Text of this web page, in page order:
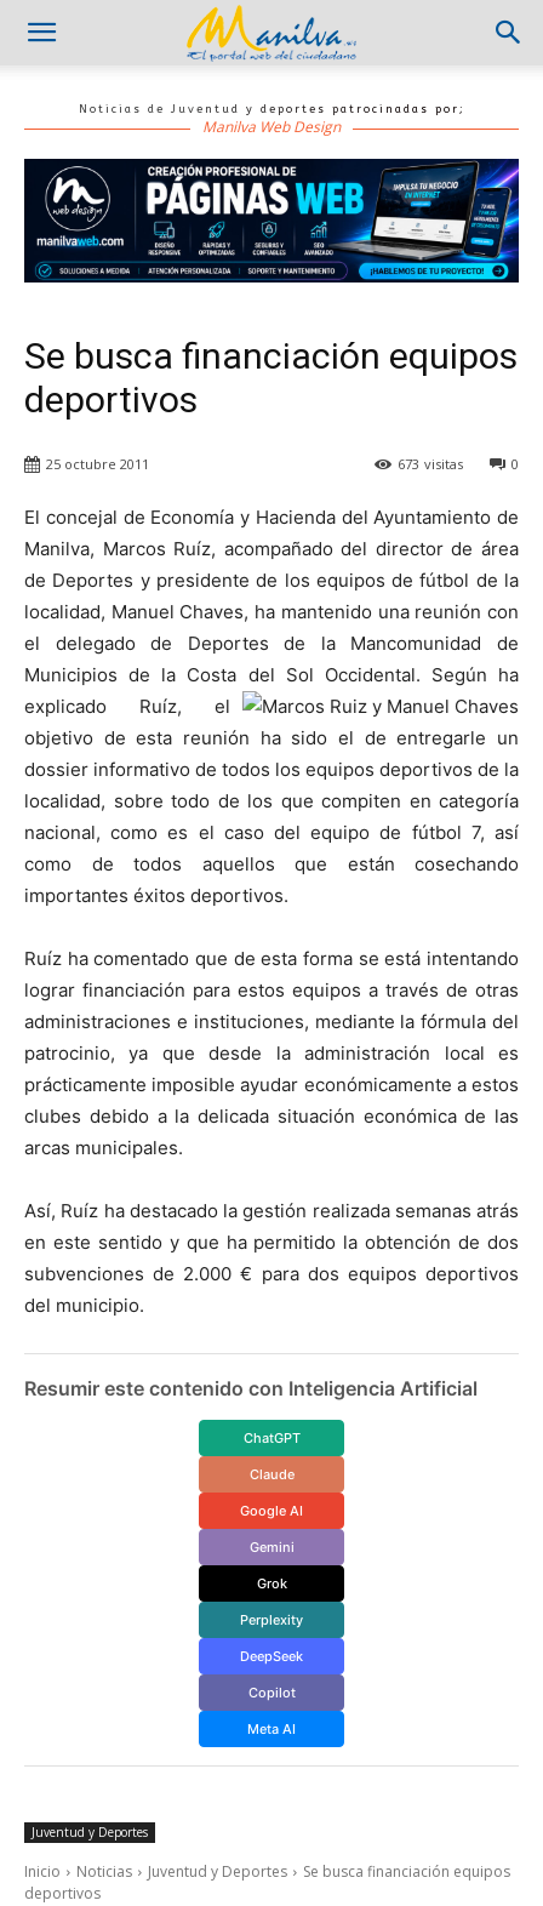
Noticias de Juventud y deportes patrocinadas por;
Manilva Web Design
Se busca financiación equipos
deportivos
0
673 visitas
25 octubre 2011
El concejal de Economía y Hacienda del Ayuntamiento de
Manilva, Marcos Ruíz, acompañado del director de área
de Deportes y presidente de los equipos de fútbol de la
localidad, Manuel Chaves, ha mantenido una reunión con
el delegado de Deportes de la Mancomunidad de
Municipios de la Costa del Sol Occidental. Según ha
explicado Ruíz, el
objetivo de esta reunión ha sido el de entregarle un
dossier informativo de todos los equipos deportivos de la
localidad, sobre todo de los que compiten en categoría
nacional, como es el caso del equipo de fútbol 7, así
como de todos aquellos que están cosechando
importantes éxitos deportivos.
Ruíz ha comentado que de esta forma se está intentando
lograr financiación para estos equipos a través de otras
administraciones e instituciones, mediante la fórmula del
patrocinio, ya que desde la administración local es
prácticamente imposible ayudar económicamente a estos
clubes debido a la delicada situación económica de las
arcas municipales.
Así, Ruíz ha destacado la gestión realizada semanas atrás
en este sentido y que ha permitido la obtención de dos
subvenciones de 2.000 € para dos equipos deportivos
del municipio.
Resumir este contenido con Inteligencia Artificial
ChatGPT
Claude
Google AI
Gemini
Grok
Perplexity
DeepSeek
Copilot
Meta AI
Juventud y Deportes
Inicio Noticias Juventud y Deportes
Se busca financiación equipos
deportivos